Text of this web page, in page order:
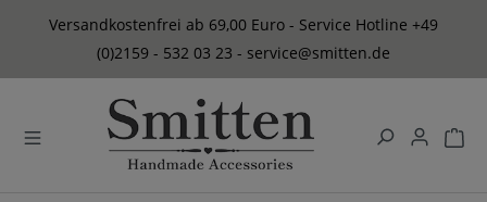
springen
Versandkostenfrei ab 69,00 Euro - Service Hotline +49
(0)2159 - 532 03 23 - service@smitten.de